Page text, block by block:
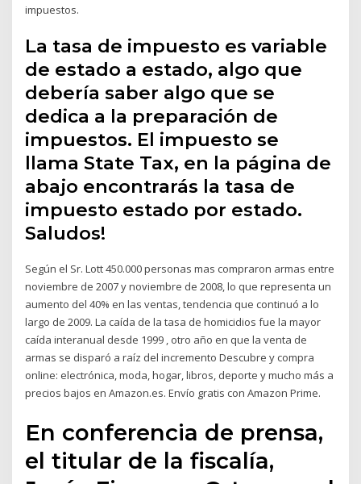
impuestos.
La tasa de impuesto es variable
de estado a estado, algo que
debería saber algo que se
dedica a la preparación de
impuestos. El impuesto se
llama State Tax, en la página de
abajo encontrarás la tasa de
impuesto estado por estado.
Saludos!
Según el Sr. Lott 450.000 personas mas compraron armas entre
noviembre de 2007 y noviembre de 2008, lo que representa un
aumento del 40% en las ventas, tendencia que continuó a lo
largo de 2009. La caída de la tasa de homicidios fue la mayor
caída interanual desde 1999 , otro año en que la venta de
armas se disparó a raíz del incremento Descubre y compra
online: electrónica, moda, hogar, libros, deporte y mucho más a
precios bajos en Amazon.es. Envío gratis con Amazon Prime.
En conferencia de prensa,
el titular de la fiscalía,